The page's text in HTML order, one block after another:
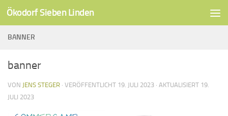
Unter dem Inhalt
Ökodorf Sieben Linden
BANNER
banner
VON JENS STEGER · VERÖFFENTLICHT 19. JULI 2023 · AKTUALISIERT 19.
JULI 2023